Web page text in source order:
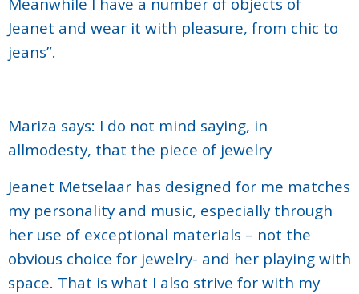
Jeanet and wear it with pleasure, from chic to
jeans”.
Mariza says: I do not mind saying, in
allmodesty, that the piece of jewelry
Jeanet Metselaar has designed for me matches
my personality and music, especially through
her use of exceptional materials – not the
obvious choice for jewelry- and her playing with
space. That is what I also strive for with my